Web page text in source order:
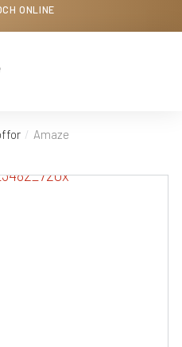
ONLINE
Amaze